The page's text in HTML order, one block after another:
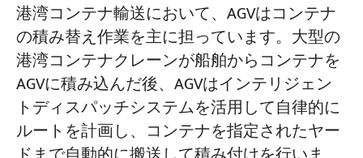
港湾コンテナ輸送において、AGVはコンテナ
の積み替え作業を主に担っています。大型の
港湾コンテナクレーンが船舶からコンテナを
AGVに積み込んだ後、AGVはインテリジェン
トディスパッチシステムを活用して自律的に
ルートを計画し、コンテナを指定されたヤー